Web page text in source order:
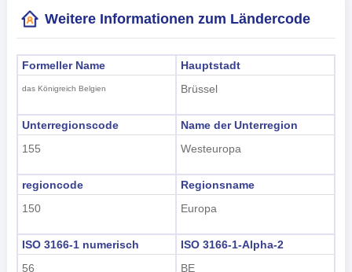
Weitere Informationen zum Ländercode
Formeller Name
das Königreich Belgien
Hauptstadt
Brüssel
Unterregionscode
155
Name der Unterregion
Westeuropa
regioncode
150
Regionsname
Europa
ISO 3166-1 numerisch
56
ISO 3166-1-Alpha-2
BE